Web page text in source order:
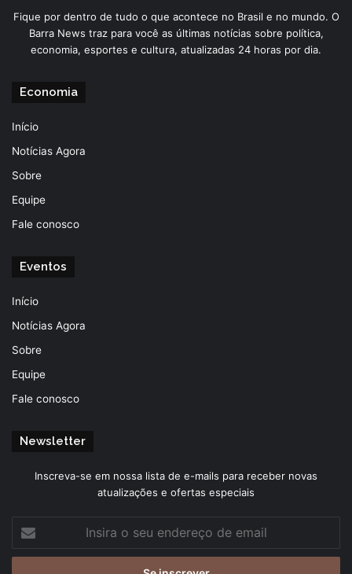
Fique por dentro de tudo o que acontece no Brasil e no mundo. O
Barra News traz para você as últimas notícias sobre política,
economia, esportes e cultura, atualizadas 24 horas por dia.
Economia
Início
Notícias Agora
Sobre
Equipe
Fale conosco
Eventos
Início
Notícias Agora
Sobre
Equipe
Fale conosco
Newsletter
Inscreva-se em nossa lista de e-mails para receber novas
atualizações e ofertas especiais
seu